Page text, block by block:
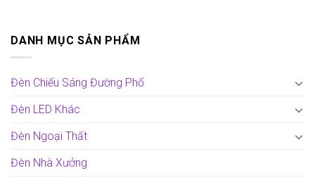
DANH MỤC SẢN PHẨM
Đèn Chiếu Sáng Đường Phố
Đèn LED Khác
Đèn Ngoại Thất
Đèn Nhà Xưởng